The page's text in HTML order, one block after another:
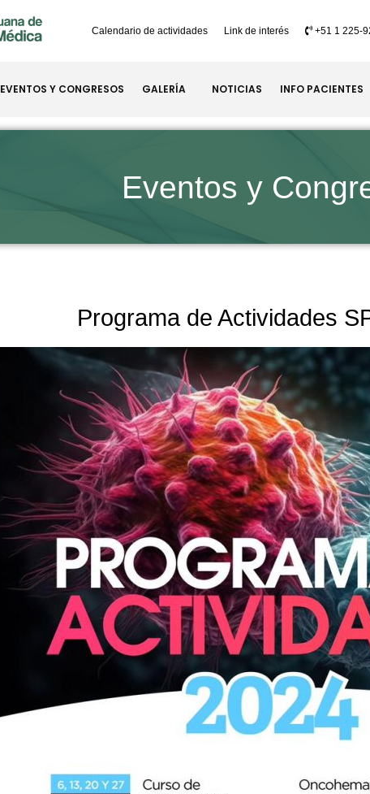
Calendario de actividades Link de interés +51 1 225-
EVENTOS Y CONGRESOS GALERÍA NOTICIAS INFO PACIENTES
Eventos y
Programa de Actividades